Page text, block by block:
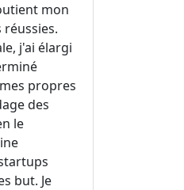
mon
j'ai élargi
propres
des
le
but. Je